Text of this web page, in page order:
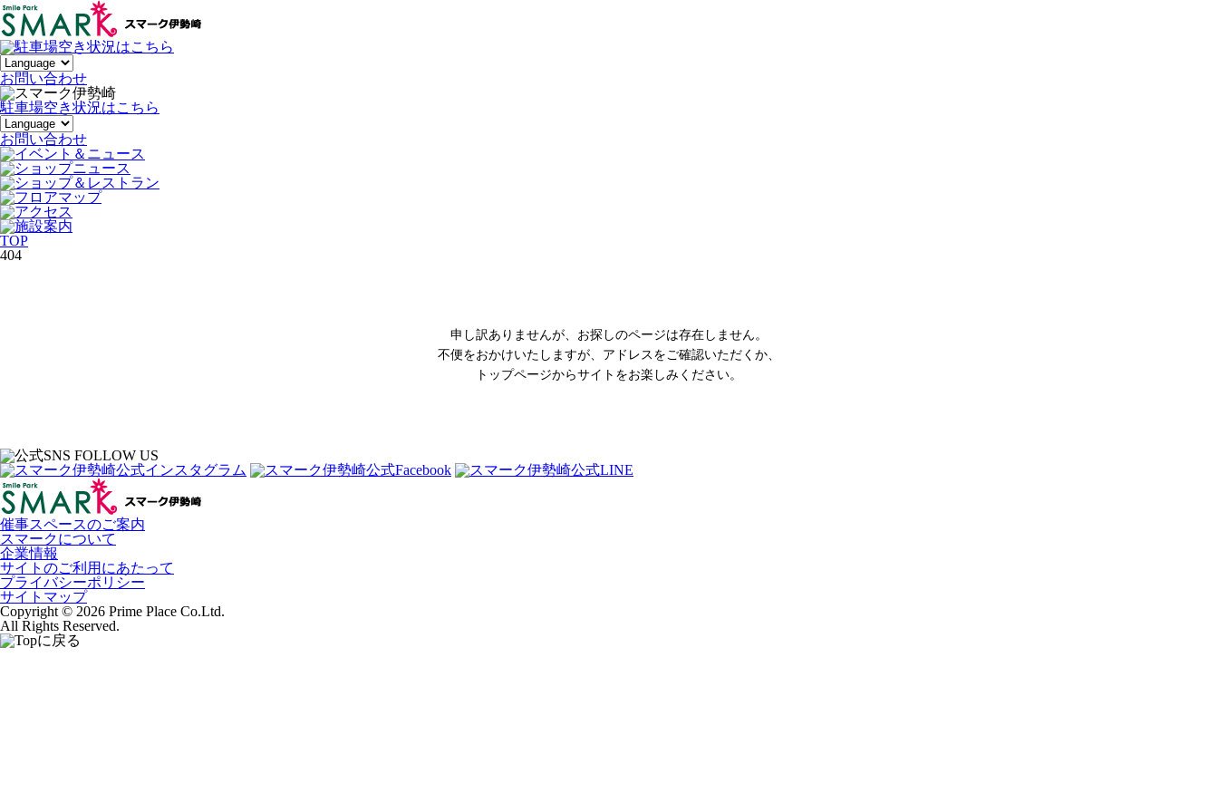
お問い合わせ
駐車場空き状況はこちら
お問い合わせ
TOP
404
申し訳ありませんが、お探しのページは存在しません。
不便をおかけいたしますが、アドレスをご確認いただくか、
トップページからサイトをお楽しみください。
催事スペースのご案内
スマークについて
企業情報
サイトのご利用にあたって
プライバシーポリシー
サイトマップ
Copyright © 2026 Prime Place Co.Ltd.
All Rights Reserved.